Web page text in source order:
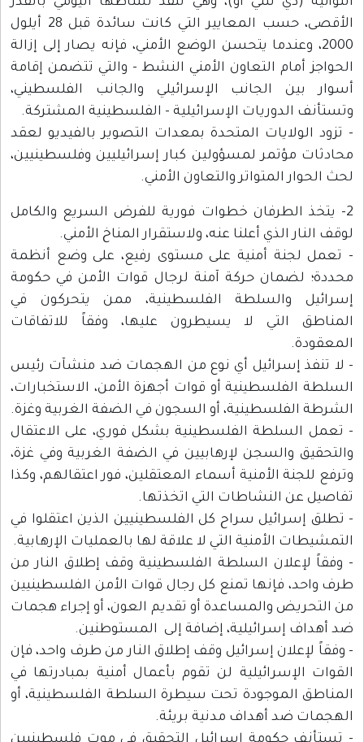
الأقصى، حسب المعايير التي كانت سائدة قبل 28 أيلول
2000، وعندما يتحسن الوضع الأمني، فإنه يصار إلى إزالة
الحواجز أمام التعاون الأمني النشط - والتي تتضمن إقامة
أسوار بين الجانب الإسرائيلي والجانب الفلسطيني،
وتستأنف الدوريات الإسرائيلية - الفلسطينية المشتركة.
- تزود الولايات المتحدة بمعدات التصوير بالفيديو لعقد
محادثات مؤتمر لمسؤولين كبار إسرائيليين وفلسطينيين،
لحث الحوار المتواتر والتعاون الأمني.
2- يتخذ الطرفان خطوات فورية للفرض السريع والكامل
لوقف النار الذي أعلنا عنه، ولاستقرار المناخ الأمني.
- تعمل لجنة أمنية على مستوى رفيع، على وضع أنظمة
محددة؛ لضمان حركة آمنة لرجال قوات الأمن في حكومة
إسرائيل والسلطة الفلسطينية، ممن يتحركون في
المناطق التي لا يسيطرون عليها، وفقاً للاتفاقات
المعقودة.
- لا تنفذ إسرائيل أي نوع من الهجمات ضد منشآت رئيس
السلطة الفلسطينية أو قوات أجهزة الأمن، الاستخبارات،
الشرطة الفلسطينية، أو السجون في الضفة الغربية وغزة.
- تعمل السلطة الفلسطينية بشكل فوري، على الاعتقال
والتحقيق والسجن لإرهابيين في الضفة الغربية وفي غزة،
وترفع للجنة الأمنية أسماء المعتقلين، فور اعتقالهم، وكذا
تفاصيل عن النشاطات التي اتخذتها.
- تطلق إسرائيل سراح كل الفلسطينيين الذين اعتقلوا في
التمشيطات الأمنية التي لا علاقة لها بالعمليات الإرهابية.
- وفقاً لإعلان السلطة الفلسطينية وقف إطلاق النار من
طرف واحد، فإنها تمنع كل رجال قوات الأمن الفلسطينيين
من التحريض والمساعدة أو تقديم العون، أو إجراء هجمات
ضد أهداف إسرائيلية، إضافة إلى المستوطنين.
- وفقاً لإعلان إسرائيل وقف إطلاق النار من طرف واحد، فإن
القوات الإسرائيلية لن تقوم بأعمال أمنية بمبادرتها في
المناطق الموجودة تحت سيطرة السلطة الفلسطينية، أو
الهجمات ضد أهداف مدنية بريئة.